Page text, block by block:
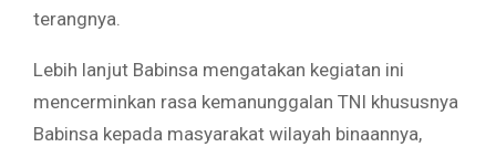
terangnya.
Lebih lanjut Babinsa mengatakan kegiatan ini
mencerminkan rasa kemanunggalan TNI khususnya
Babinsa kepada masyarakat wilayah binaannya,